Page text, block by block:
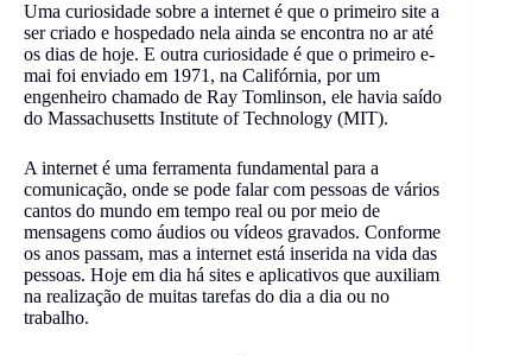
Uma curiosidade sobre a internet é que o primeiro site a
ser criado e hospedado nela ainda se encontra no ar até
os dias de hoje. E outra curiosidade é que o primeiro e-
mai foi enviado em 1971, na Califórnia, por um
engenheiro chamado de Ray Tomlinson, ele havia saído
do Massachusetts Institute of Technology (MIT).
A internet é uma ferramenta fundamental para a
comunicação, onde se pode falar com pessoas de vários
cantos do mundo em tempo real ou por meio de
mensagens como áudios ou vídeos gravados. Conforme
os anos passam, mas a internet está inserida na vida das
pessoas. Hoje em dia há sites e aplicativos que auxiliam
na realização de muitas tarefas do dia a dia ou no
trabalho.